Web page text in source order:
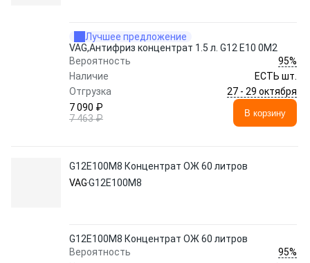
Лучшее предложение
VAG,Антифриз концентрат 1.5 л. G12 E10 0M2
Вероятность
95%
Наличие
ЕСТЬ шт.
Отгрузка
27 - 29 октября
7 090 ₽
7 463 ₽
В корзину
G12E100M8 Концентрат ОЖ 60 литров
VAGG12E100M8
G12E100M8 Концентрат ОЖ 60 литров
Вероятность
95%